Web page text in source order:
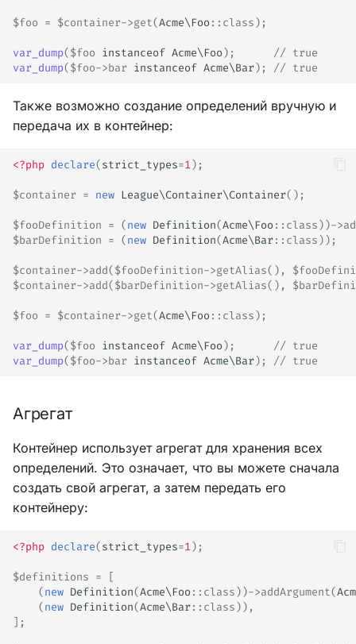
$foo = $container->get(Acme\Foo:: class);
var_dump($foo instanceof Acme\Foo);
// true
var_dump($foo->bar instanceof Acme\Bar); // true
Также возможно создание определений вручную и
передача их в контейнер:
<?php declare(strict_types=1);
$container = new League\Container\Container();
$fooDefinition = (new Definition(Acme\Foo:: class))->
$barDefinition = (new Definition(Acme\Bar:: class));
$container->add($fooDefinition->getAlias(),
$container->add($barDefinition->getAlias(),
$foo = $container->get(Acme\Foo:: class);
var_dump($foo instanceof Acme\Foo);
// true
var_dump($foo->bar instanceof Acme\Bar); // true
Агрегат
Контейнер использует агрегат для хранения всех
определений. Это означает, что вы можете сначала
создать свой агрегат, а затем передать его
контейнеру:
<?php declare(strict_types=1);
$definitions =
[
(new Definition(Acme\Foo:: class))->addArgument(
(new Definition(Acme\Bar:: class)),
];